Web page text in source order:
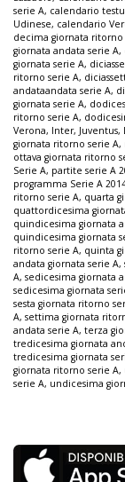
serie A, calendario
Udinese, calendario
decima giornata ritorno
giornata andata serie A,
giornata serie A,
ritorno serie A,
andataandata serie A,
giornata serie A,
ritorno serie A,
Verona, Inter, Juventus,
giornata ritorno serie A,
ottava giornata ritorno
Serie A, partite serie A
programma Serie A
ritorno serie A, quarta
quattordicesima
quindicesima giornata
quindicesima giornata
ritorno serie A, quinta
andata giornata serie A,
A, sedicesima giornata
sedicesima giornata
sesta giornata ritorno
A, settima giornata
andata serie A, terza
tredicesima giornata
tredicesima giornata
giornata ritorno serie A,
serie A, undicesima